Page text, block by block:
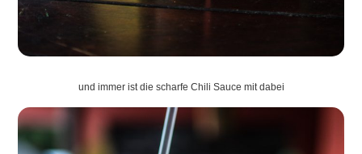
und immer ist die scharfe Chili Sauce mit dabei